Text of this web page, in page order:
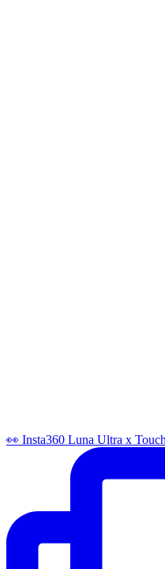
👀 Insta360 Luna Ultra x